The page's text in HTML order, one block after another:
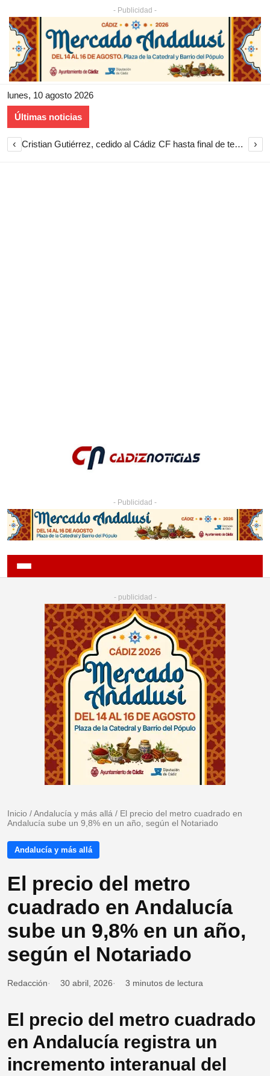
- Publicidad -
lunes, 10 agosto 2026
Últimas noticias
‹ Cristian Gutiérrez, cedido al Cádiz CF hasta final de temporada ›
- Publicidad -
- publicidad -
Inicio /Andalucía y más allá / El precio del metro cuadrado en
Andalucía sube un 9,8% en un año, según el Notariado
Andalucía y más allá
El precio del metro
cuadrado en Andalucía
sube un 9,8% en un año,
según el Notariado
Redacción 30 abril, 2026 3 minutos de lectura
El precio del metro cuadrado
en Andalucía registra un
incremento interanual del